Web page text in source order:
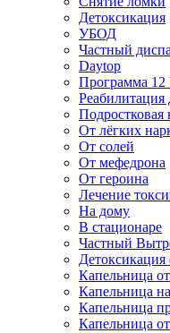
Детоксикация
УБОД
Частный
Daytop
Программа
Реабилитация
Подростковая
От лёгких
От солей
От мефедрона
От героина
Лечение
На дому
В стационаре
Частный
Детоксикация
Капельница
Капельница
Капельница
Капельница